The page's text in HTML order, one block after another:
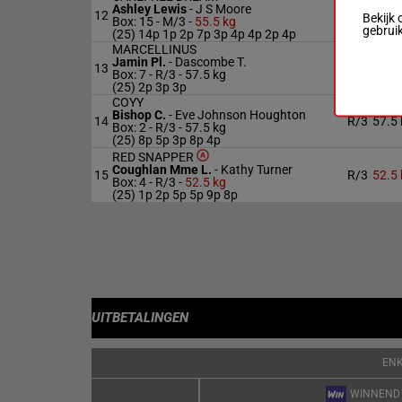
12 Ashley Lewis-J S Moore
Box: 15 - M/3 - 55.5 kg
(25) 14p 1p 2p 7p 3p 4p 4p 2p 4p
M/355.5
13
MARCELLINUS
Jamin Pl. - Dascombe T.
Box: 7 - R/3 - 57.5 kg
(25) 2p 3p 3p
14
COYY
Bishop C. - Eve Johnson Houghton
Box: 2 - R/3 - 57.5 kg
(25) 8p 5p 3p 8p 4p
R/3 57.5
15
RED SNAPPER
Coughlan Mme L. - Kathy Turner
Box: 4 - R/3 - 52.5 kg
(25) 1p 2p 5p 5p 9p 8p
R/3 52.5
UITBETALINGEN
WINNEND
Bekijk